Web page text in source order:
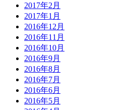
2017年2月
2017年1月
2016年12月
2016年11月
2016年10月
2016年9月
2016年8月
2016年7月
2016年6月
2016年5月